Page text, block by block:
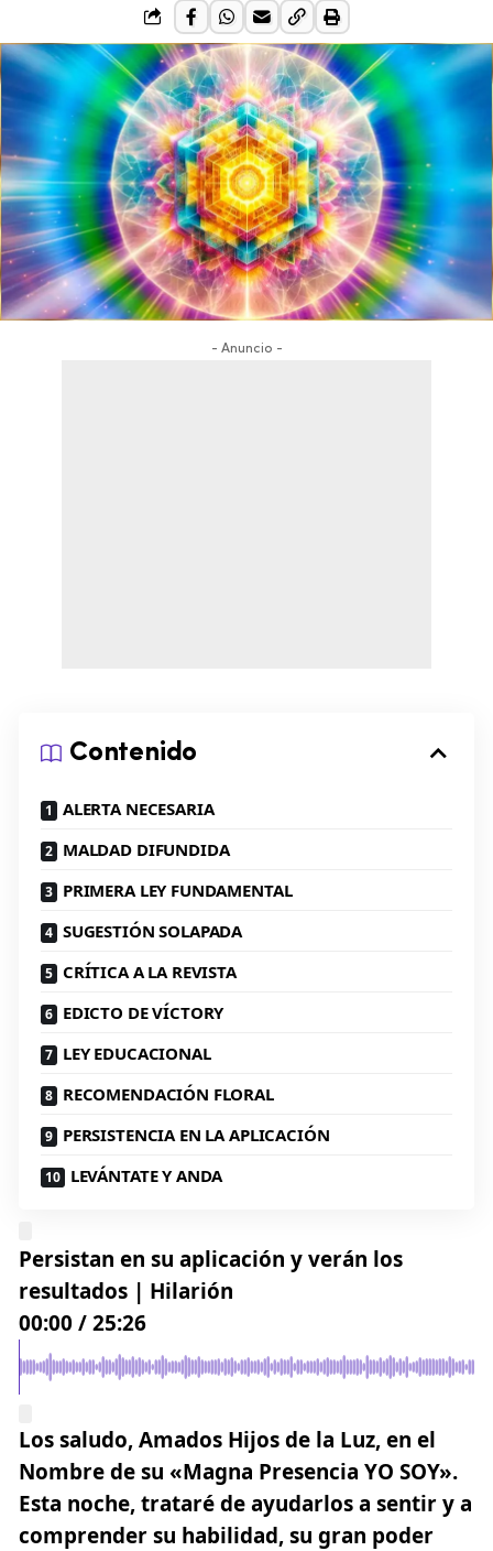
- Anuncio -
Contenido
ALERTA NECESARIA
MALDAD DIFUNDIDA
PRIMERA LEY FUNDAMENTAL
SUGESTIÓN SOLAPADA
CRÍTICA A LA REVISTA
EDICTO DE VÍCTORY
LEY EDUCACIONAL
RECOMENDACIÓN FLORAL
PERSISTENCIA EN LA APLICACIÓN
LEVÁNTATE Y ANDA
Persistan en su aplicación y verán los
resultados | Hilarión
00:00 /25:26
Los saludo, Amados Hijos de la Luz, en el
Nombre de su «Magna Presencia YO SOY».
Esta noche, trataré de ayudarlos a sentir y a
comprender su habilidad, su gran poder